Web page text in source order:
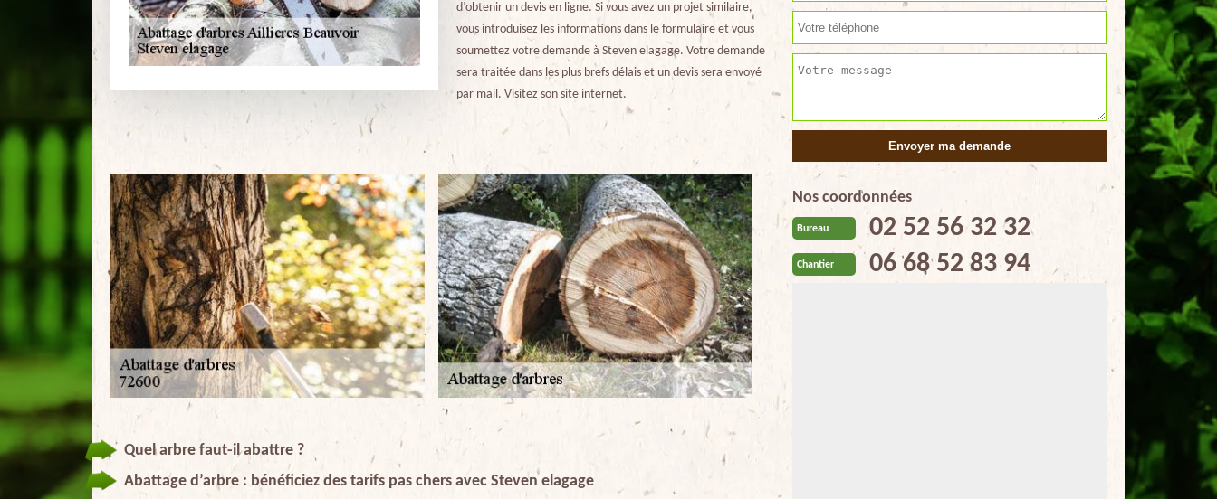
d’obtenir un devis en ligne. Si vous avez un projet similaire,
vous introduisez les informations dans le formulaire et vous
soumettez votre demande à Steven elagage. Votre demande
sera traitée dans les plus brefs délais et un devis sera envoyé
par mail. Visitez son site internet.
Quel arbre faut-il abattre ?
Abattage d’arbre : bénéficiez des tarifs pas chers avec Steven elagage
Nos coordonnées
Bureau 02 52 56 32 32
Chantier 06 68 52 83 94